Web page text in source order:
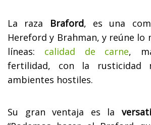
La raza Braford, es una
Hereford y Brahman, y reúne lo
líneas: calidad de carne,
fertilidad, con la rusticidad
ambientes hostiles.
Su gran ventaja es la